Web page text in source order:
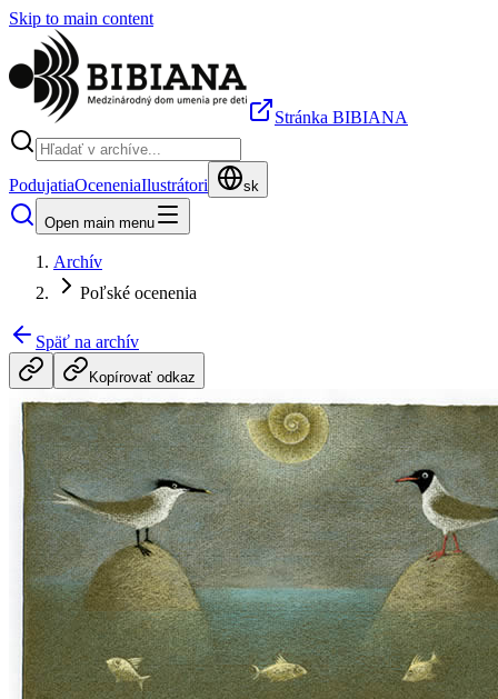
Skip to main content
Stránka BIBIANA
PodujatiaOceneniaIlustrátori sk
Open main menu
Archív
Poľské ocenenia
Späť na archív
Kopírovať odkaz